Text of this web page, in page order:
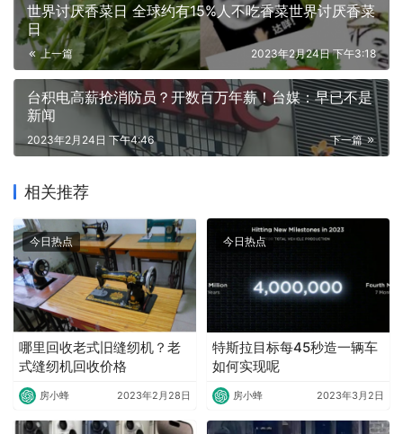
世界讨厌香菜日 全球约有15%人不吃香菜世界讨厌香菜
日
上一篇 2023年2月24日 下午3:18
台积电高薪抢消防员？开数百万年薪！台媒：早已不是
新闻
下一篇
2023年2月24日 下午4:46
相关推荐
今日热点
哪里回收老式旧缝纫机？老
式缝纫机回收价格
房小蜂 2023年2月28日
今日热点
特斯拉目标每45秒造一辆车
如何实现呢
房小蜂 2023年3月2日